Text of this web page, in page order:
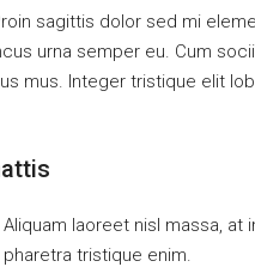
sagittis dolor sed mi
urna semper eu. Cum
mus. Integer tristique elit
laoreet nisl massa, at
tristique enim.